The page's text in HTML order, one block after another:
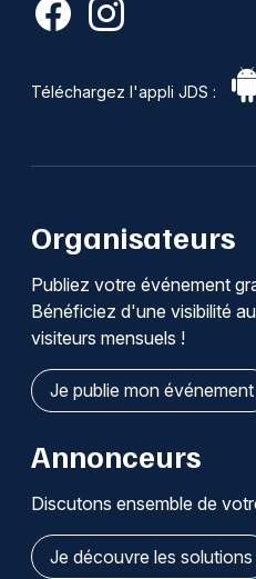
Téléchargez l'appli JDS :
Organisateurs
Publiez votre événement
Bénéficiez d'une visibilité
visiteurs mensuels !
Je publie mon événement
Annonceurs
Discutons ensemble de
Je découvre les solutions